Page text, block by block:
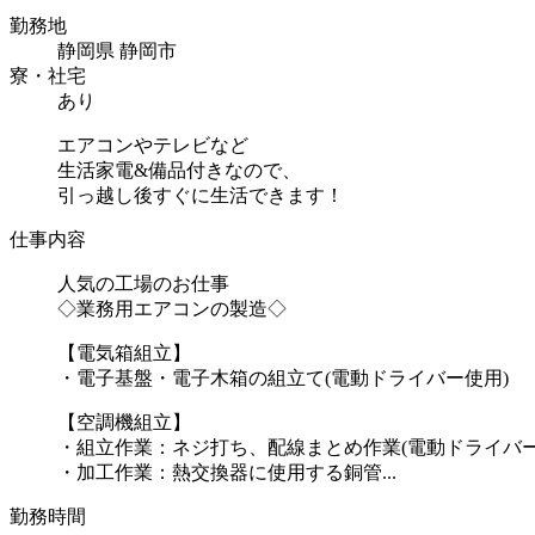
勤務地
静岡県 静岡市
寮・社宅
あり
エアコンやテレビなど
生活家電&備品付きなので、
引っ越し後すぐに生活できます！
仕事内容
人気の工場のお仕事
◇業務用エアコンの製造◇
【電気箱組立】
・電子基盤・電子木箱の組立て(電動ドライバー使用)
【空調機組立】
・組立作業：ネジ打ち、配線まとめ作業(電動ドライバ
・加工作業：熱交換器に使用する銅管...
勤務時間